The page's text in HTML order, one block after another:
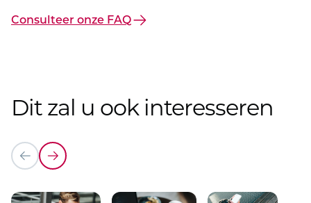
Consulteer onze FAQ
Dit zal u ook interesseren